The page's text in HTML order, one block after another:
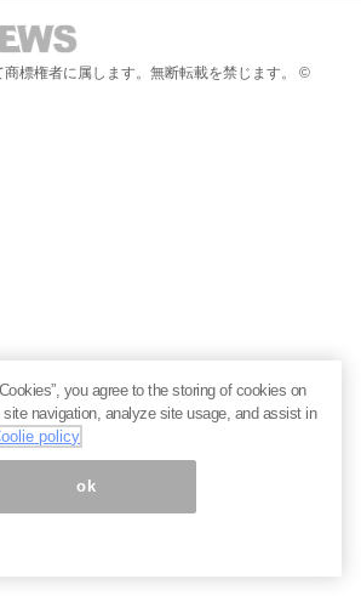
商標権者に属します。無断転載を禁じます。 ©
you agree to the storing of cookies on
navigation, analyze site usage, and assist in
policy
ok